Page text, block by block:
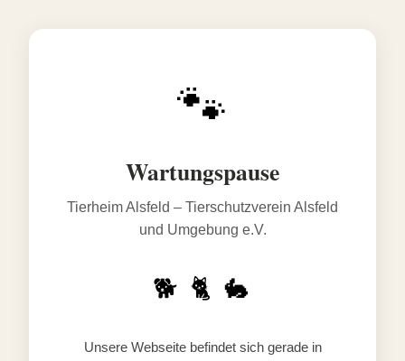
🐾
Wartungspause
Tierheim Alsfeld – Tierschutzverein Alsfeld
und Umgebung e.V.
🐕 🐈 🐇
Unsere Webseite befindet sich gerade in